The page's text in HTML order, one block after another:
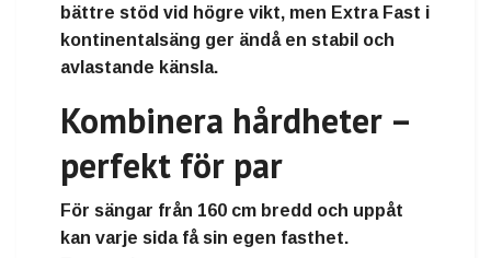
bättre stöd vid högre vikt, men Extra Fast i
kontinentalsäng ger ändå en stabil och
avlastande känsla.
Kombinera hårdheter –
perfekt för par
För sängar från 160 cm bredd och uppåt
kan varje sida få sin egen fasthet.